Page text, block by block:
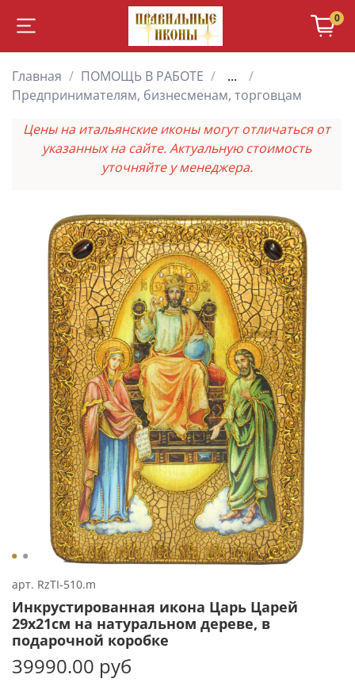
0
Главная ПОМОЩЬ В РАБОТЕ
...
Предпринимателям, бизнесменам, торговцам
Цены на итальянские иконы могут отличаться от
указанных на сайте. Актуальную стоимость
уточняйте у менеджера.
арт. RzTI-510.m
Инкрустированная икона Царь Царей
29х21см на натуральном дереве, в
подарочной коробке
39990.00 руб